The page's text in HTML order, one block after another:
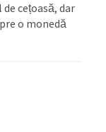
cețoasă, dar
o monedă